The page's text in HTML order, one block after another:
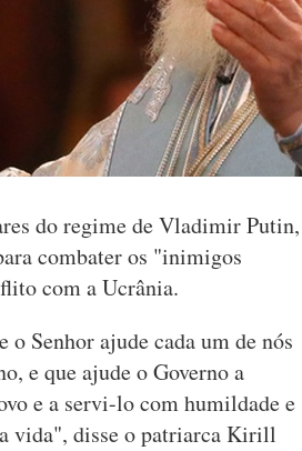
do regime de Vladimir Putin,
combater os "inimigos
com a Ucrânia.
Senhor ajude cada um de nós
e que ajude o Governo a
e a servi-lo com humildade e
vida", disse o patriarca Kirill